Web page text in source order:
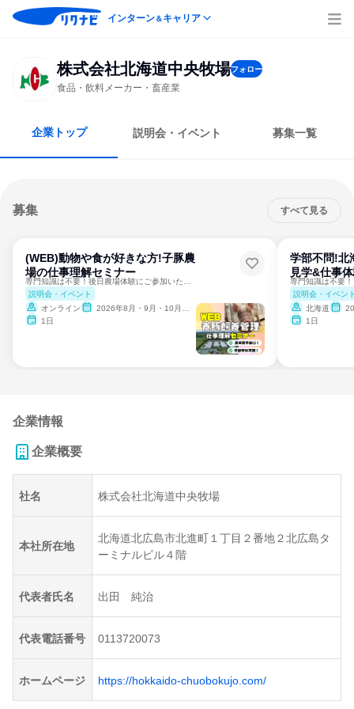
インターン＆キャリア
株式会社北海道中央牧場フォロー
食品・飲料メーカー・畜産業
企業トップ 説明会・イベント 募集一覧
募集 すべて見る
(WEB)動物や食が好きな方!子豚農
場の仕事理解セミナー
説明会・イベント
オンライン
2026年8月・9月・10月・11月
1日
学部不問!北
見学&仕事
説明会・イベン
北海道
1日
企業情報
企業概要
社名 株式会社北海道中央牧場
本社所在地
北海道北広島市北進町１丁目２番地２北広島タ
ーミナルビル４階
代表者氏名 出田 純治
代表電話番号 0113720073
ホームページ https://hokkaido-chuobokujo.com/